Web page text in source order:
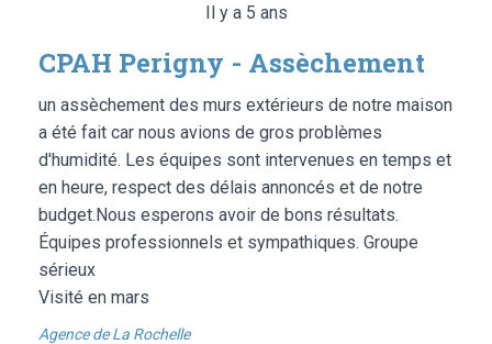
Il y a 5 ans
CPAH Perigny - Assèchement
un assèchement des murs extérieurs de notre maison
a été fait car nous avions de gros problèmes
d'humidité. Les équipes sont intervenues en temps et
en heure, respect des délais annoncés et de notre
budget.Nous esperons avoir de bons résultats.
Équipes professionnels et sympathiques. Groupe
sérieux
Visité en mars
Agence de La Rochelle